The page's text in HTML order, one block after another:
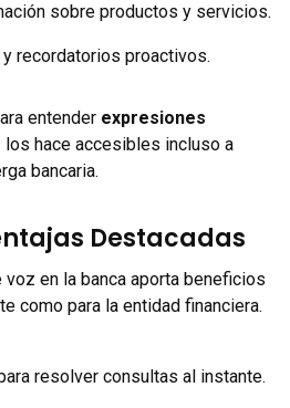
sobre productos y servicios.
recordatorios proactivos.
entender expresiones
los hace accesibles incluso a
bancaria.
Destacadas
en la banca aporta beneficios
como para la entidad financiera.
resolver consultas al instante.